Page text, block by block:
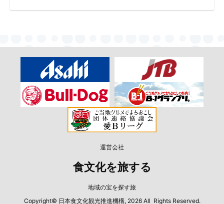
運営会社
食文化を旅する
地域の宝を探す旅
Copyright© 日本食文化観光推進機構, 2026 All Rights Reserved.